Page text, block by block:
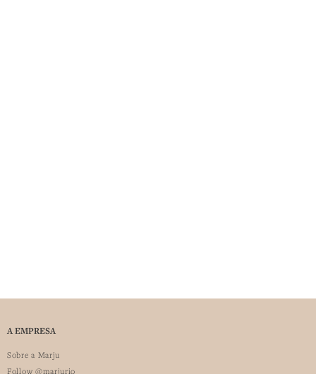
A EMPRESA
Sobre a Marju
Follow @marjurio